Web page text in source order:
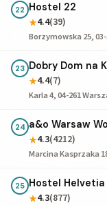
22 Hostel 22
★4.4(39)
Borzymowska 25,
23 Dobry Dom na
★4.4(7)
Karla 4, 04-261
24 a&o Warsaw
★4.3(4212)
Marcina Kasprzaka
25 Hostel
★4.3(877)